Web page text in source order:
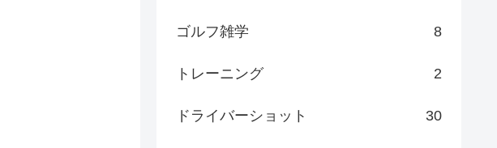
ゴルフ雑学 8
トレーニング 2
ドライバーショット 30